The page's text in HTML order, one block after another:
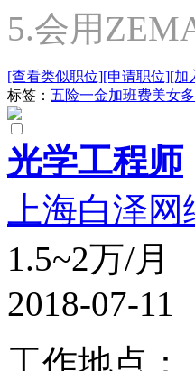
5.会用
[查看类似职位][申请职位][加
标签： 五险一金加班费美女多
光学工程师
上海白泽
1.5~2万/月
2018-07-11
工作地点：